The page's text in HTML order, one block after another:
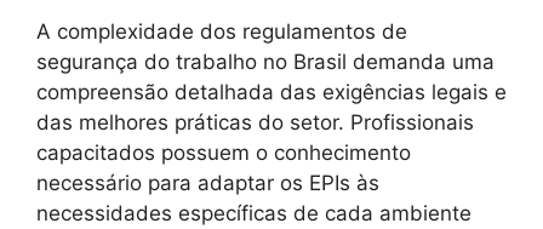
A complexidade dos regulamentos de
segurança do trabalho no Brasil demanda uma
compreensão detalhada das exigências legais e
das melhores práticas do setor. Profissionais
capacitados possuem o conhecimento
necessário para adaptar os EPIs às
necessidades específicas de cada ambiente